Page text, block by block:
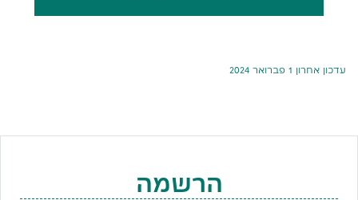
עדכון אחרון 1 פברואר 2024
הרשמה